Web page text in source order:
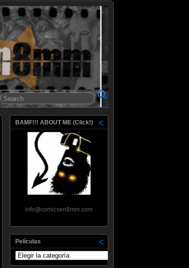
BAMF!!! ABOUT ME (Click!)
info@comicsen8mm.com
Películas
Películas